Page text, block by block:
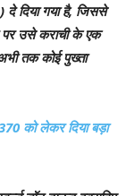
दिया गया है, जिससे
पर उसे कराची के एक
तक कोई पुख्ता
को लेकर दिया बड़ा